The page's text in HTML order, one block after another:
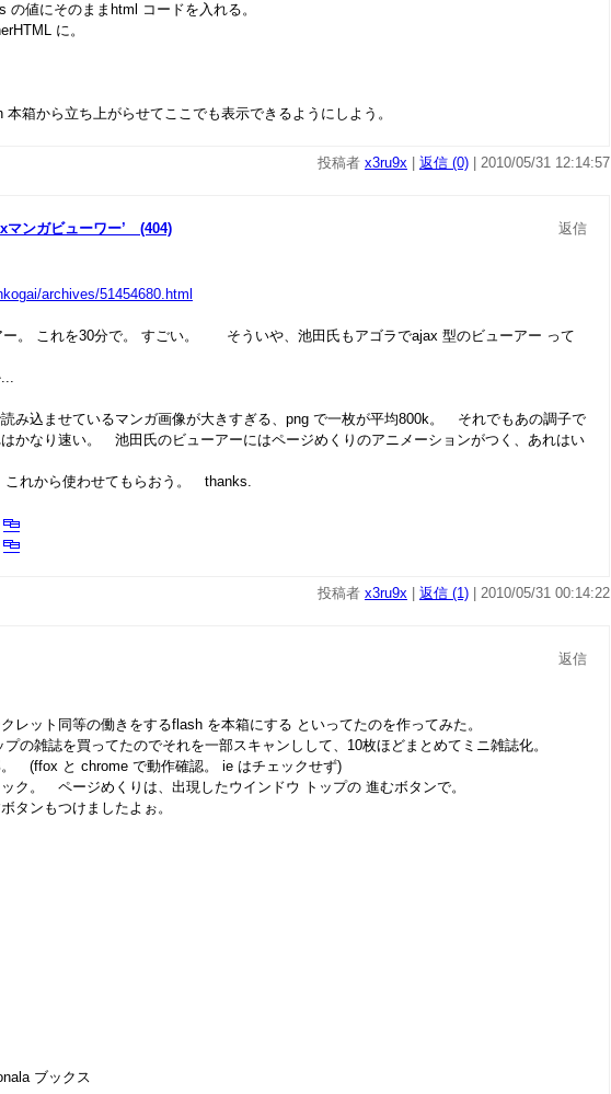
値にそのままhtml コードを入れる。
に。
箱から立ち上がらせてここでも表示できるようにしよう。
投稿者 x3ru9x 返信 (0) | 2010/05/31 12:14:57
マンガビューワー’ (404)
返信
archives/51454680.html
。 これを30分で。 すごい。 そういや、池田氏もアゴラでajax 型のビューアー って
み込ませているマンガ画像が大きすぎる、png で一枚が平均800k。 それでもあの調子で
かなり速い。 池田氏のビューアーにはページめくりのアニメーションがつく、あれはい
れから使わせてもらおう。 thanks.
投稿者 x3ru9x 返信 (1) | 2010/05/31 00:14:22
返信
レット同等の働きをするflash を本箱にする といってたのを作ってみた。
の雑誌を買ってたのでそれを一部スキャンしして、10枚ほどまとめてミニ雑誌化。
(ffox と chrome で動作確認。 ie はチェックせず)
ク。 ページめくりは、出現したウインドウ トップの 進むボタンで。
タンもつけましたよぉ。
クス